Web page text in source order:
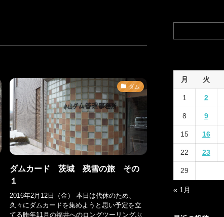
ダム
ダムカード 茨城 残雪の旅 その
１
2016年2月12日（金） 本日は代休のため、
久々にダムカードを集めようと思い予定を立
てる昨年11月の福井へのロングツーリングぶ
月 火
1 2
8 9
15 16
22 23
29
« 1月